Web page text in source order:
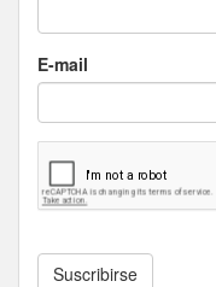
E-mail
Suscribirse